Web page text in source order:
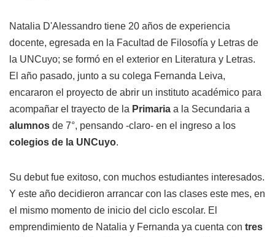
Natalia D'Alessandro tiene 20 años de experiencia
docente, egresada en la Facultad de Filosofía y Letras de
la UNCuyo; se formó en el exterior en Literatura y Letras.
El año pasado, junto a su colega Fernanda Leiva,
encararon el proyecto de abrir un instituto académico para
acompañar el trayecto de la Primaria a la Secundaria a
alumnos de 7°, pensando -claro- en el ingreso a los
colegios de la UNCuyo.
Su debut fue exitoso, con muchos estudiantes interesados.
Y este año decidieron arrancar con las clases este mes, en
el mismo momento de inicio del ciclo escolar. El
emprendimiento de Natalia y Fernanda ya cuenta con tres